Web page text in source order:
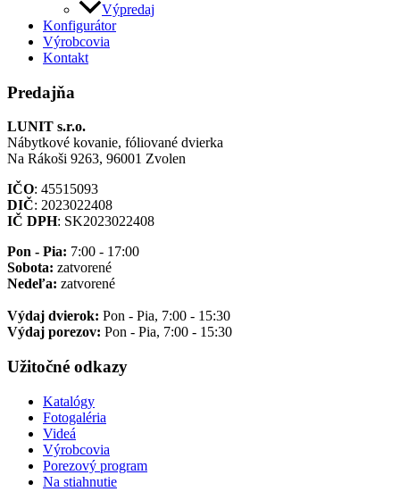
Výpredaj
Konfigurátor
Výrobcovia
Kontakt
Predajňa
LUNIT s.r.o.
Nábytkové kovanie, fóliované dvierka
Na Rákoši 9263, 96001 Zvolen
IČO: 45515093
DIČ: 2023022408
IČ DPH: SK2023022408
Pon - Pia: 7:00 - 17:00
Sobota: zatvorené
Nedeľa: zatvorené
Výdaj dvierok: Pon - Pia, 7:00 - 15:30
Výdaj porezov: Pon - Pia, 7:00 - 15:30
Užitočné odkazy
Katalógy
Fotogaléria
Videá
Výrobcovia
Porezový program
Na stiahnutie